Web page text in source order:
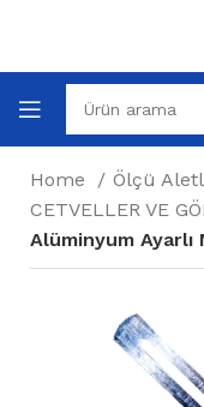
Home
Ölçü
CETVELLER VE
Alüminyum Ayarlı